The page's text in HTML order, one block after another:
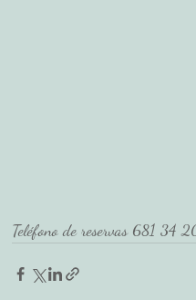
Teléfono de reservas 681 34